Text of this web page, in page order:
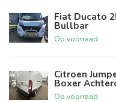
Fiat Ducato
Bullbar
Op voorraad
Citroen
Boxer
Op voorraad